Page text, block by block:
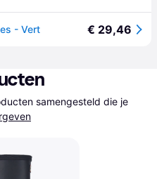
- Vert € 29,46
samengesteld die je